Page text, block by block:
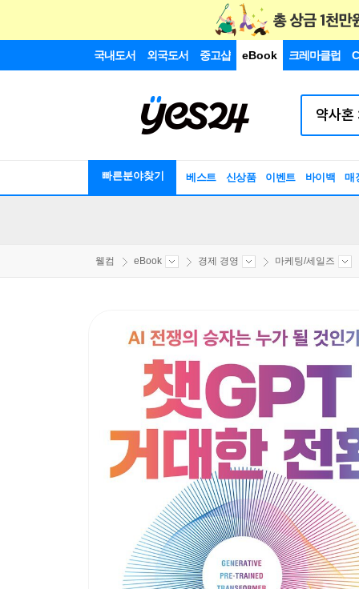
국내도서 외국도서 중고샵 eBook 크레마클럽
빠른분야찾기 베스트 신상품 이벤트 바이백 매
웰컴 eBook 경제 경영 마케팅/세일즈